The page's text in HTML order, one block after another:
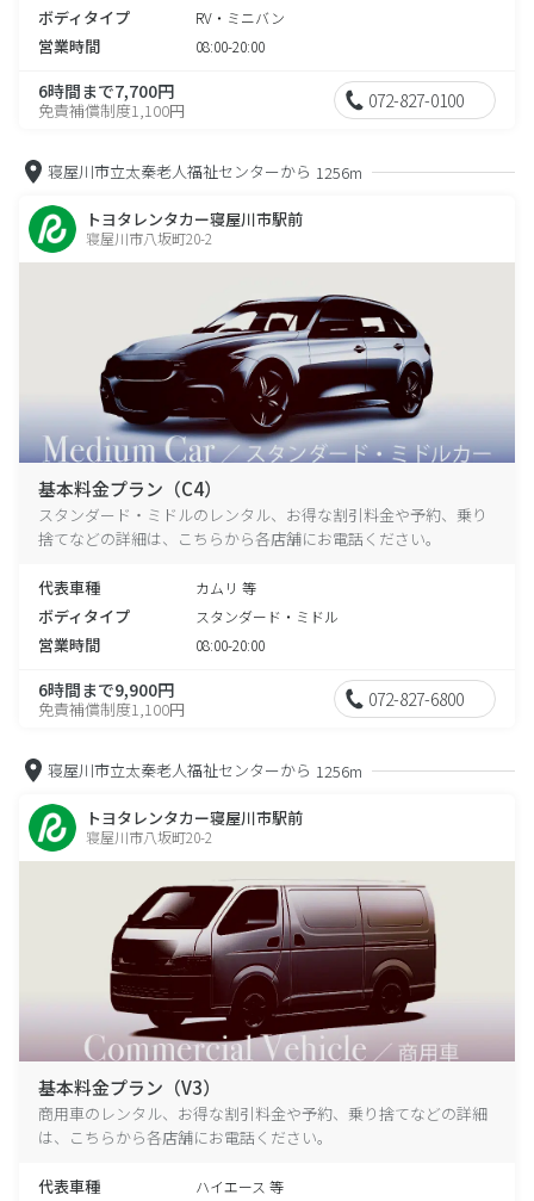
ボディタイプ RV・ミニバン
営業時間 08:00-20:00
6時間まで7,700円
免責補償制度1,100円 072-827-0100
寝屋川市立太秦老人福祉センターから 1256m
トヨタレンタカー寝屋川市駅前
寝屋川市八坂町20-2
基本料金プラン（C4）
スタンダード・ミドルのレンタル、お得な割引料金や予約、乗り
捨てなどの詳細は、こちらから各店舗にお電話ください。
代表車種 カムリ 等
ボディタイプ スタンダード・ミドル
営業時間 08:00-20:00
6時間まで9,900円
免責補償制度1,100円 072-827-6800
寝屋川市立太秦老人福祉センターから 1256m
トヨタレンタカー寝屋川市駅前
寝屋川市八坂町20-2
基本料金プラン（V3）
商用車のレンタル、お得な割引料金や予約、乗り捨てなどの詳細
は、こちらから各店舗にお電話ください。
代表車種 ハイエース 等